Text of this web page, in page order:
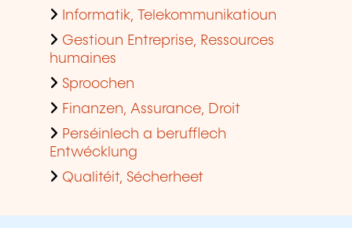
Informatik, Telekommunikatioun
Gestioun Entreprise, Ressources
humaines
Sproochen
Finanzen, Assurance, Droit
Perséinlech a berufflech
Entwécklung
Qualitéit, Sécherheet